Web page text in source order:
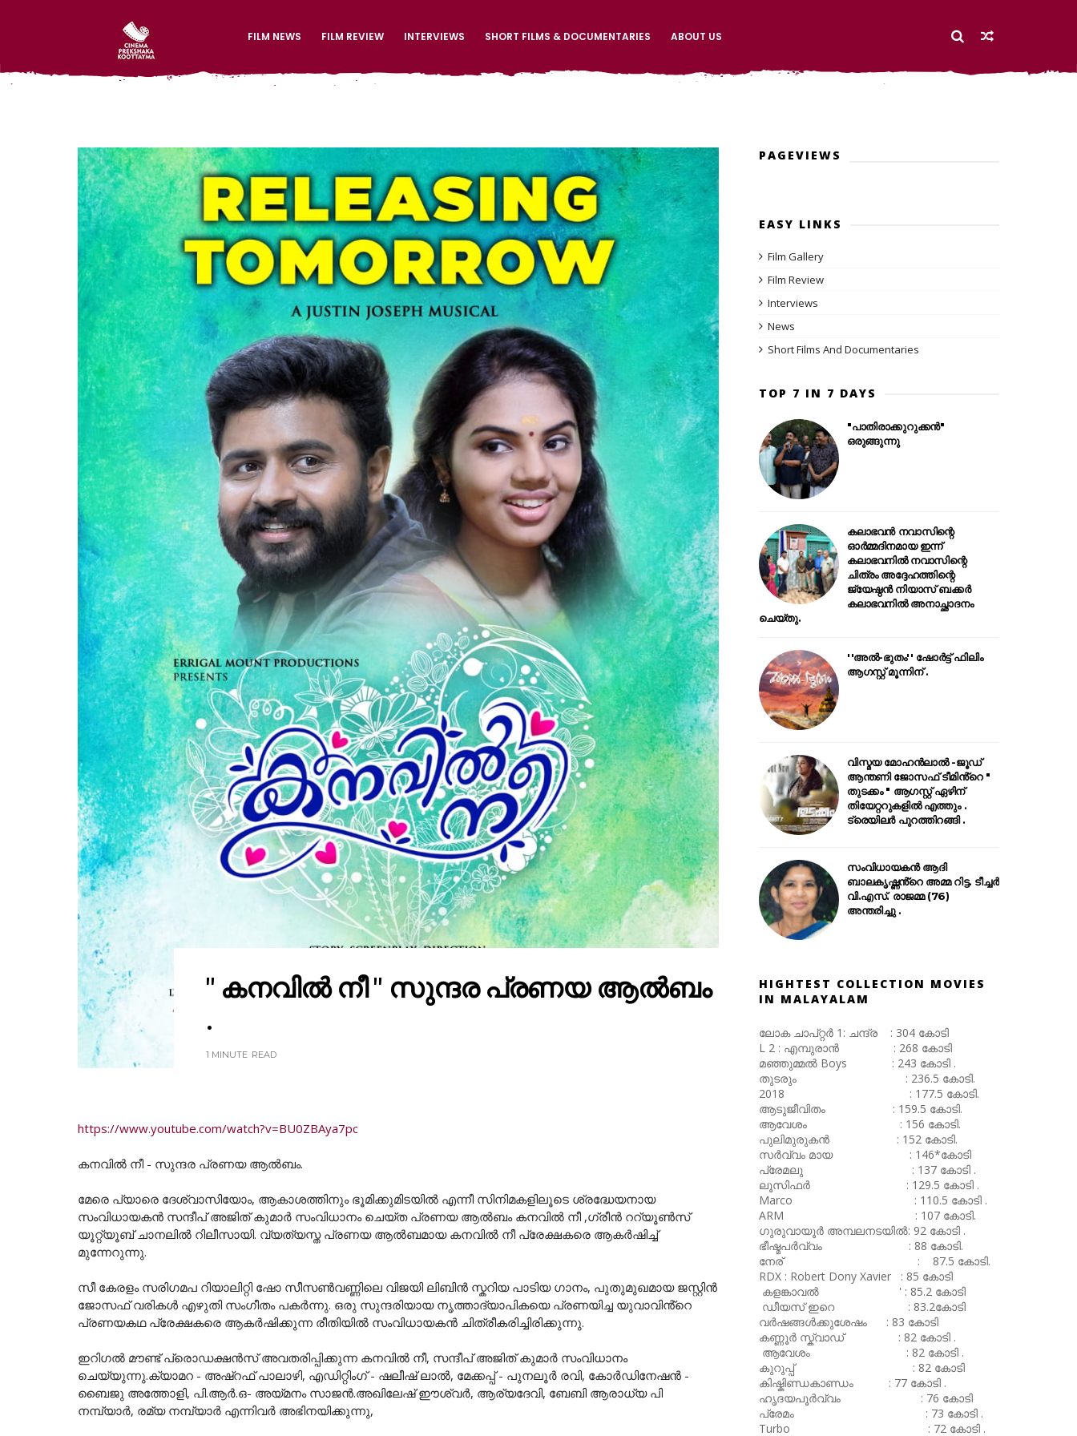
FILM NEWS FILM REVIEW INTERVIEWS SHORT FILMS & DOCUMENTARIES ABOUT US
" കനവിൽ നീ " സുന്ദര പ്രണയ ആൽബം
.
1 MINUTE READ
https://www.youtube.com/watch?v=BU0ZBAya7pc
കനവിൽ നീ - സുന്ദര പ്രണയ ആൽബം.
മേരെ പ്യാരെ ദേശ്വാസിയോം, ആകാശത്തിനും ഭൂമിക്കുമിടയിൽ എന്നീ സിനിമകളിലൂടെ ശ്രദ്ധേയനായ
സംവിധായകൻ സന്ദീപ് അജിത് കുമാർ സംവിധാനം ചെയ്ത പ്രണയ ആൽബം കനവിൽ നീ ,ഗ്രീൻ ററ്യൂൺസ്
യൂറ്റ്യൂബ് ചാനലിൽ റിലീസായി. വ്യത്യസ്ത പ്രണയ ആൽബമായ കനവിൽ നീ പ്രേക്ഷകരെ ആകർഷിച്ച്
മുന്നേറുന്നു.
സീ കേരളം സരിഗമപ റിയാലിറ്റി ഷോ സീസൺവണ്ണിലെ വിജയി ലിബിൻ സ്കറിയ പാടിയ ഗാനം, പുതുമുഖമായ ജസ്റ്റിൻ
ജോസഫ്‌ വരികൾ എഴുതി സംഗീതം പകർന്നു. ഒരു സുന്ദരിയായ നൃത്താദ്യാപികയെ പ്രണയിച്ച യുവാവിൻ്റെ
പ്രണയകഥ പ്രേക്ഷകരെ ആകർഷിക്കുന്ന രീതിയിൽ സംവിധായകൻ ചിത്രീകരിച്ചിരിക്കുന്നു.
ഇറിഗൽ മൗണ്ട് പ്രൊഡക്ഷൻസ് അവതരിപ്പിക്കുന്ന കനവിൽ നീ, സന്ദീപ് അജിത് കുമാർ സംവിധാനം
ചെയ്യുന്നു.ക്യാമറ - അഷ്റഫ് പാലാഴി, എഡിറ്റിംഗ് - ഷലീഷ് ലാൽ, മേക്കപ്പ് - പുനലൂർ രവി, കോർഡിനേഷൻ -
ബൈജു അത്തോളി, പി.ആർ.ഒ- അയ്മനം സാജൻ.അഖിലേഷ് ഈശ്വർ, ആര്യദേവി, ബേബി ആരാധ്യ പി
നമ്പ്യാർ, രമ്യ നമ്പ്യാർ എന്നിവർ അഭിനയിക്കുന്നു,
PAGEVIEWS
EASY LINKS
Film Gallery
Film Review
Interviews
News
Short Films And Documentaries
TOP 7 IN 7 DAYS
"പാതിരാക്കുറുക്കൻ"
ഒരുങ്ങുന്നു
കലാഭവൻ നവാസിന്റെ
ഓർമ്മദിനമായ ഇന്ന്
കലാഭവനിൽ നവാസിന്റെ
ചിത്രം അദ്ദേഹത്തിന്റെ
ജ്യേഷ്ഠൻ നിയാസ് ബക്കർ
കലാഭവനിൽ അനാച്ഛാദനം
ചെയ്തു.
''അൽ-ഭുതം'' ഷോർട്ട് ഫിലിം
ആഗസ്റ്റ് മൂന്നിന് .
വിസ്മയ മോഹൻലാൽ -ജൂഡ്
ആന്തണി ജോസഫ് ടീമിൻ്റെ "
തുടക്കം " ആഗസ്റ്റ് ഏഴിന്
തിയേറ്ററുകളിൽ എത്തും .
ട്രെയിലർ പുറത്തിറങ്ങി .
സംവിധായകൻ ആദി
ബാലകൃഷ്ണൻ്റെ അമ്മ റിട്ട. ടീച്ചർ
വി.എസ്. രാജമ്മ (76)
അന്തരിച്ചു .
HIGHTEST COLLECTION MOVIES
IN MALAYALAM
ലോക ചാപ്റ്റർ 1: ചന്ദ്ര : 304 കോടി
L 2 : എമ്പുരാൻ : 268 കോടി
മഞ്ഞുമ്മൽ Boys : 243 കോടി .
തുടരും : 236.5 കോടി.
2018 : 177.5 കോടി.
ആടുജീവിതം : 159.5 കോടി.
ആവേശം : 156 കോടി.
പുലിമുരുകൻ : 152 കോടി.
സർവ്വം മായ : 146*കോടി
പ്രേമലു : 137 കോടി .
ലൂസിഫർ : 129.5 കോടി .
Marco : 110.5 കോടി .
ARM : 107 കോടി.
ഗുരുവായൂർ അമ്പലനടയിൽ: 92 കോടി .
ഭീഷ്മപർവ്വം : 88 കോടി.
നേര് : 87.5 കോടി.
RDX : Robert Dony Xavier : 85 കോടി
കളങ്കാവൽ ' : 85.2 കോടി
ഡീയസ് ഇറെ : 83.2കോടി
വർഷങ്ങൾക്കുശേഷം : 83 കോടി
കണ്ണൂർ സ്ക്വാഡ് : 82 കോടി .
ആവേശം : 82 കോടി .
കുറുപ്പ് : 82 കോടി
കിഷ്കിണ്ഡകാണ്ഡം : 77 കോടി .
ഹൃദയപൂർവ്വം : 76 കോടി
പ്രേമം : 73 കോടി .
Turbo : 72 കോടി .